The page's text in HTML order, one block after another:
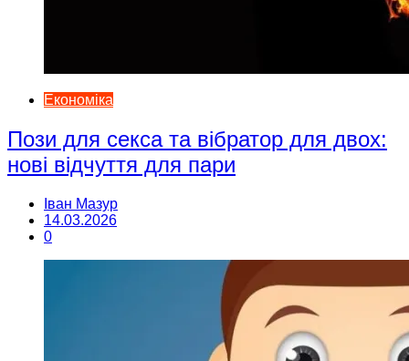
Економіка
Пози для секса та вібратор для двох:
нові відчуття для пари
Іван Мазур
14.03.2026
0